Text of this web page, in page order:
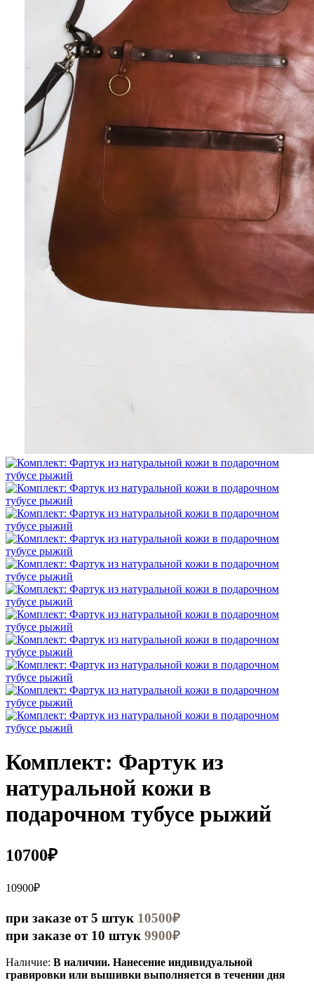
Комплект: Фартук из
натуральной кожи в
подарочном тубусе рыжий
10700₽
10900₽
при заказе от 5 штук 10500₽
при заказе от 10 штук 9900₽
Наличие: В наличии. Нанесение индивидуальной
гравировки или вышивки выполняется в течении дня